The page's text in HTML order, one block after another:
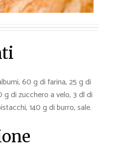
60 g di farina, 25 g di
di zucchero a velo, 3 dl di
140 g di burro, sale.